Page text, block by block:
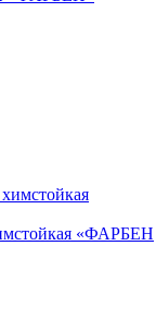
«ФАРБЕН